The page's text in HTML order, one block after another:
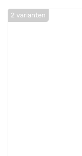
2 varianten